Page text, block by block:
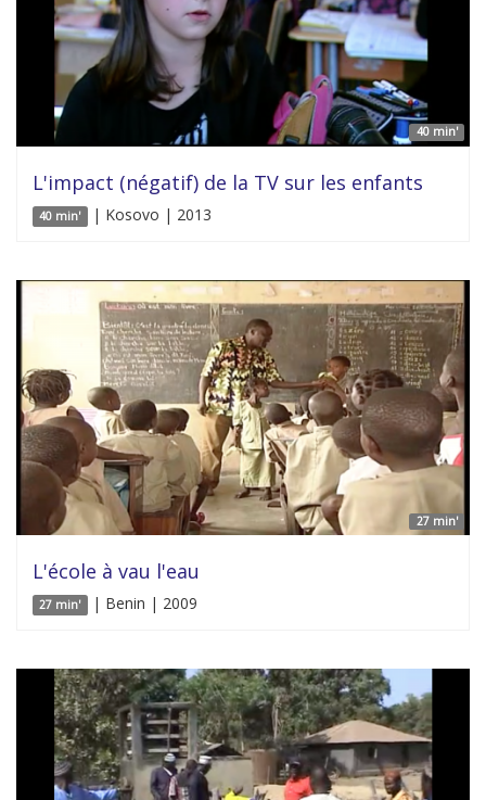
40 min'
L'impact (négatif) de la TV sur les enfants
40 min' | Kosovo | 2013
27 min'
L'école à vau l'eau
27 min' | Benin | 2009